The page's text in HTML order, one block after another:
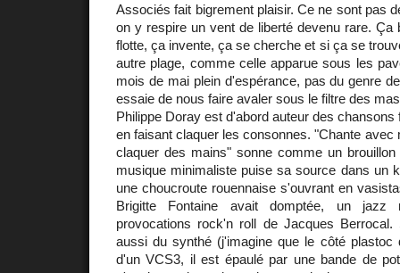
Associés fait bigrement plaisir. Ce ne sont pas
on y respire un vent de liberté devenu rare. Ça
flotte, ça invente, ça se cherche et si ça se
autre plage, comme celle apparue sous les
mois de mai plein d'espérance, pas du genre
essaie de nous faire avaler sous le filtre des
Philippe Doray est d'abord auteur des
en faisant claquer les consonnes. "Chante avec
claquer des mains" sonne comme un
musique minimaliste puise sa source dans un
une choucroute rouennaise s'ouvrant en
Brigitte Fontaine avait domptée, un jazz
provocations rock'n roll de Jacques
aussi du synthé (j'imagine que le côté plastoc
d'un VCS3, il est épaulé par une bande de